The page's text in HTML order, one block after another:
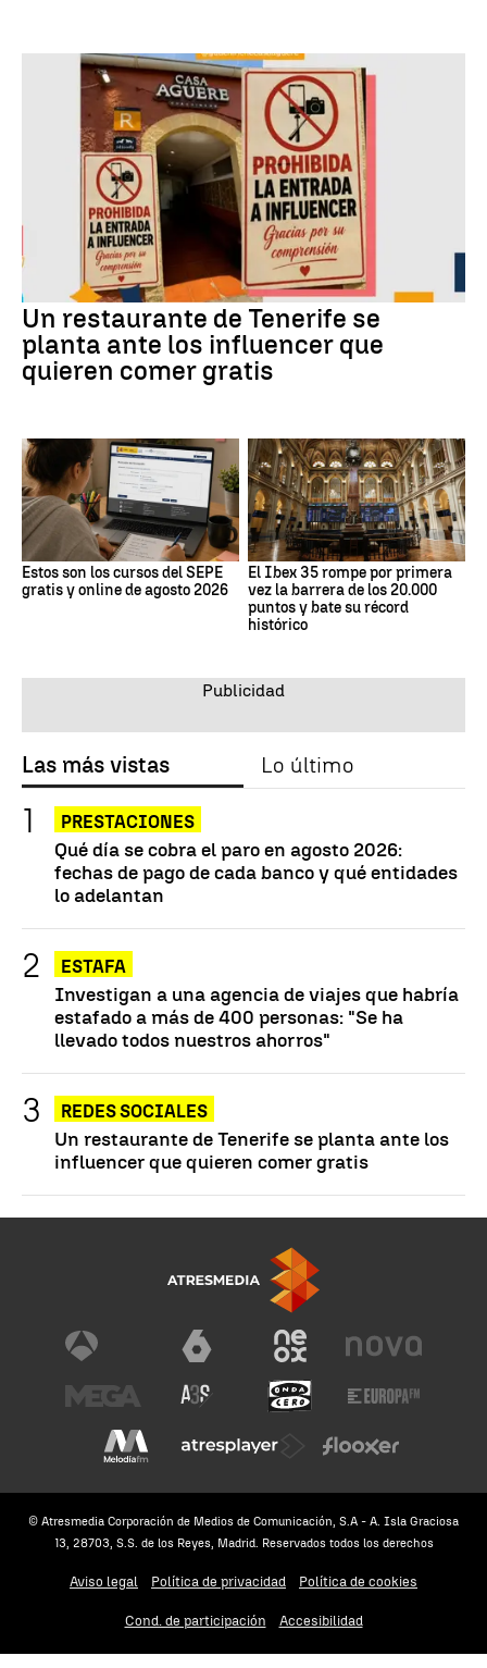
Un restaurante de Tenerife se
planta ante los influencer que
quieren comer gratis
Estos son los cursos del SEPE
gratis y online de agosto 2026
El Ibex 35 rompe por primera
vez la barrera de los 20.000
puntos y bate su récord
histórico
Las más vistas Lo último
PRESTACIONES
Qué día se cobra el paro en agosto 2026:
fechas de pago de cada banco y qué entidades
lo adelantan
ESTAFA
Investigan a una agencia de viajes que habría
estafado a más de 400 personas: "Se ha
llevado todos nuestros ahorros"
REDES SOCIALES
Un restaurante de Tenerife se planta ante los
influencer que quieren comer gratis
© Atresmedia Corporación de Medios de Comunicación, S.A - A. Isla Graciosa
13, 28703, S.S. de los Reyes, Madrid. Reservados todos los derechos
Aviso legal Política de privacidad Política de cookies
Cond. de participación Accesibilidad